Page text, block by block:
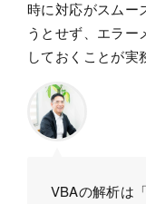
時に対応がスムー
うとせず、エラー
しておくことが実
VBAの解析は